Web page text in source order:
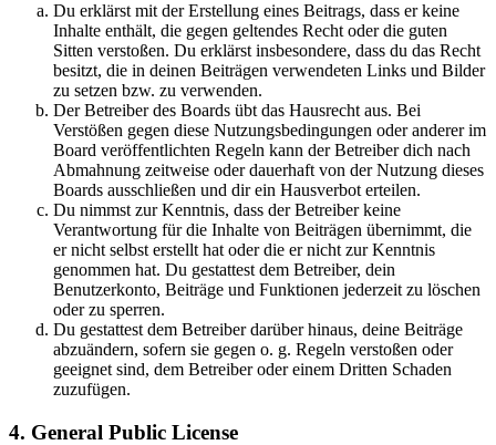
Du erklärst mit der Erstellung eines Beitrags, dass er keine
Inhalte enthält, die gegen geltendes Recht oder die guten
Sitten verstoßen. Du erklärst insbesondere, dass du das Recht
besitzt, die in deinen Beiträgen verwendeten Links und Bilder
zu setzen bzw. zu verwenden.
Der Betreiber des Boards übt das Hausrecht aus. Bei
Verstößen gegen diese Nutzungsbedingungen oder anderer im
Board veröffentlichten Regeln kann der Betreiber dich nach
Abmahnung zeitweise oder dauerhaft von der Nutzung dieses
Boards ausschließen und dir ein Hausverbot erteilen.
Du nimmst zur Kenntnis, dass der Betreiber keine
Verantwortung für die Inhalte von Beiträgen übernimmt, die
er nicht selbst erstellt hat oder die er nicht zur Kenntnis
genommen hat. Du gestattest dem Betreiber, dein
Benutzerkonto, Beiträge und Funktionen jederzeit zu löschen
oder zu sperren.
Du gestattest dem Betreiber darüber hinaus, deine Beiträge
abzuändern, sofern sie gegen o. g. Regeln verstoßen oder
geeignet sind, dem Betreiber oder einem Dritten Schaden
zuzufügen.
4. General Public License